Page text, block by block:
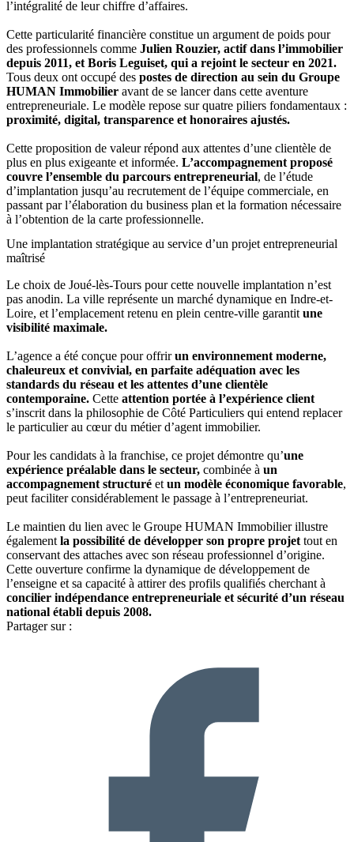
l’intégralité de leur chiffre d’affaires.
Cette particularité financière constitue un argument de poids pour
des professionnels comme Julien Rouzier, actif dans l’immobilier
depuis 2011, et Boris Leguiset, qui a rejoint le secteur en 2021.
Tous deux ont occupé des postes de direction au sein du Groupe
HUMAN Immobilier avant de se lancer dans cette aventure
entrepreneuriale. Le modèle repose sur quatre piliers fondamentaux :
proximité, digital, transparence et honoraires ajustés.
Cette proposition de valeur répond aux attentes d’une clientèle de
plus en plus exigeante et informée. L’accompagnement proposé
couvre l’ensemble du parcours entrepreneurial, de l’étude
d’implantation jusqu’au recrutement de l’équipe commerciale, en
passant par l’élaboration du business plan et la formation nécessaire
à l’obtention de la carte professionnelle.
Une implantation stratégique au service d’un projet entrepreneurial
maîtrisé
Le choix de Joué-lès-Tours pour cette nouvelle implantation n’est
pas anodin. La ville représente un marché dynamique en Indre-et-
Loire, et l’emplacement retenu en plein centre-ville garantit une
visibilité maximale.
L’agence a été conçue pour offrirun environnement moderne,
chaleureux et convivial, en parfaite adéquation avec les
standards du réseau et les attentes d’une clientèle
contemporaine. Cette attention portée à l’expérience client
s’inscrit dans la philosophie de Côté Particuliers qui entend replacer
le particulier au cœur du métier d’agent immobilier.
Pour les candidats à la franchise, ce projet démontre qu’une
expérience préalable dans le secteur, combinée à un
accompagnement structuré et un modèle économique favorable,
peut faciliter considérablement le passage à l’entrepreneuriat.
Le maintien du lien avec le Groupe HUMAN Immobilier illustre
également la possibilité de développer son propre projet tout en
conservant des attaches avec son réseau professionnel d’origine.
Cette ouverture confirme la dynamique de développement de
l’enseigne et sa capacité à attirer des profils qualifiés cherchant à
concilier indépendance entrepreneuriale et sécurité d’un réseau
national établi depuis 2008.
Partager sur :